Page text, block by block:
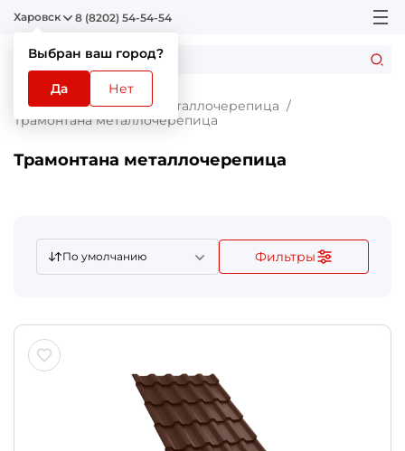
Харовск
Выбран ваш город?
Да Нет
8 (8202) 54-54-54
Главная Каталог
Металлочерепица
Трамонтана металлочерепица
Трамонтана металлочерепица
По умолчанию Фильтры